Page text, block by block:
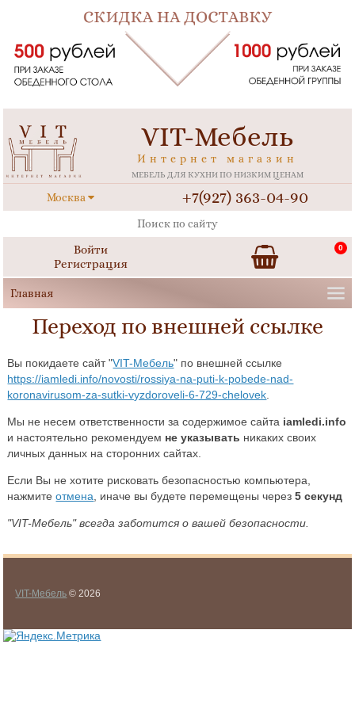
VIT-Мебель
Интернет магазин
МЕБЕЛЬ ДЛЯ КУХНИ ПО НИЗКИМ ЦЕНАМ
Москва +7(927) 363-04-90
Войти
Регистрация
0
Переход по внешней ссылке
Вы покидаете сайт "VIT-Мебель" по внешней ссылке
https://iamledi.info/novosti/rossiya-na-puti-k-pobede-nad-
koronavirusom-za-sutki-vyzdoroveli-6-729-chelovek
Мы не несем ответственности за содержимое сайта iamledi.info
и настоятельно рекомендуем не указывать никаких своих
личных данных на сторонних сайтах.
Если Вы не хотите рисковать безопасностью компьютера,
нажмитеотмена , иначе вы будете перемещены через5 секунд
"VIT-Мебель" всегда заботится о вашей безопасности.
VIT-Мебель © 2026